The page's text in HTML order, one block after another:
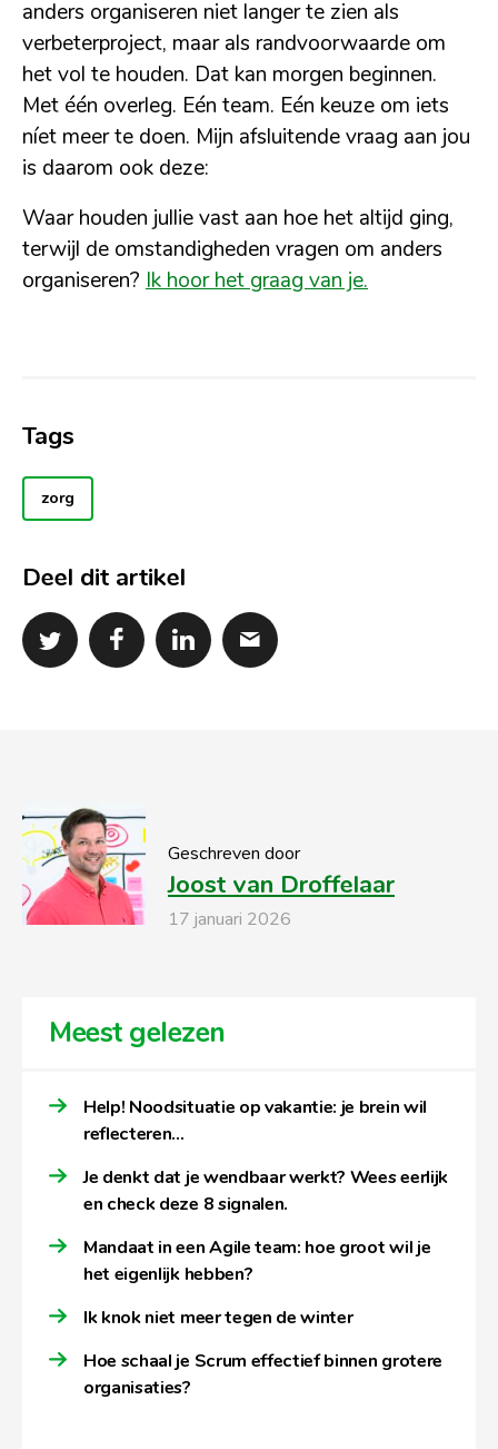
anders organiseren niet langer te zien als
verbeterproject, maar als randvoorwaarde om
het vol te houden. Dat kan morgen beginnen.
Met één overleg. Eén team. Eén keuze om iets
níet meer te doen. Mijn afsluitende vraag aan jou
is daarom ook deze:
Waar houden jullie vast aan hoe het altijd ging,
terwijl de omstandigheden vragen om anders
organiseren? Ik hoor het graag van je.
Tags
zorg
Deel dit artikel
Geschreven door
Joost van Droffelaar
17 januari 2026
Meest gelezen
Help! Noodsituatie op vakantie: je brein wil
reflecteren…
Je denkt dat je wendbaar werkt? Wees eerlijk
en check deze 8 signalen.
Mandaat in een Agile team: hoe groot wil je
het eigenlijk hebben?
Ik knok niet meer tegen de winter
Hoe schaal je Scrum effectief binnen grotere
organisaties?